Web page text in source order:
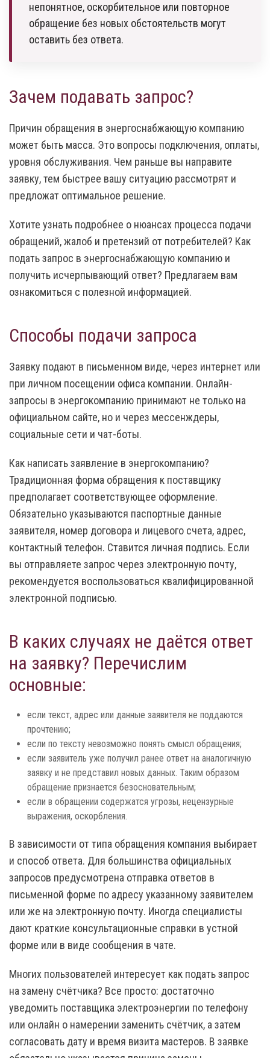
непонятное, оскорбительное или повторное
обращение без новых обстоятельств могут
оставить без ответа.
Зачем подавать запрос?
Причин обращения в энергоснабжающую компанию
может быть масса. Это вопросы подключения, оплаты,
уровня обслуживания. Чем раньше вы направите
заявку, тем быстрее вашу ситуацию рассмотрят и
предложат оптимальное решение.
Хотите узнать подробнее о нюансах процесса подачи
обращений, жалоб и претензий от потребителей? Как
подать запрос в энергоснабжающую компанию и
получить исчерпывающий ответ? Предлагаем вам
ознакомиться с полезной информацией.
Способы подачи запроса
Заявку подают в письменном виде, через интернет или
при личном посещении офиса компании. Онлайн-
запросы в энергокомпанию принимают не только на
официальном сайте, но и через мессенждеры,
социальные сети и чат-боты.
Как написать заявление в энергокомпанию?
Традиционная форма обращения к поставщику
предполагает соответствующее оформление.
Обязательно указываются паспортные данные
заявителя, номер договора и лицевого счета, адрес,
контактный телефон. Ставится личная подпись. Если
вы отправляете запрос через электронную почту,
рекомендуется воспользоваться квалифицированной
электронной подписью.
В каких случаях не даётся ответ
на заявку? Перечислим
основные:
если текст, адрес или данные заявителя не поддаются
прочтению;
если по тексту невозможно понять смысл обращения;
если заявитель уже получил ранее ответ на аналогичную
заявку и не представил новых данных. Таким образом
обращение признается безосновательным;
если в обращении содержатся угрозы, нецензурные
выражения, оскорбления.
В зависимости от типа обращения компания выбирает
и способ ответа. Для большинства официальных
запросов предусмотрена отправка ответов в
письменной форме по адресу указанному заявителем
или же на электронную почту. Иногда специалисты
дают краткие консультационные справки в устной
форме или в виде сообщения в чате.
Многих пользователей интересует как подать запрос
на замену счётчика? Все просто: достаточно
уведомить поставщика электроэнергии по телефону
или онлайн о намерении заменить счётчик, а затем
согласовать дату и время визита мастеров. В заявке